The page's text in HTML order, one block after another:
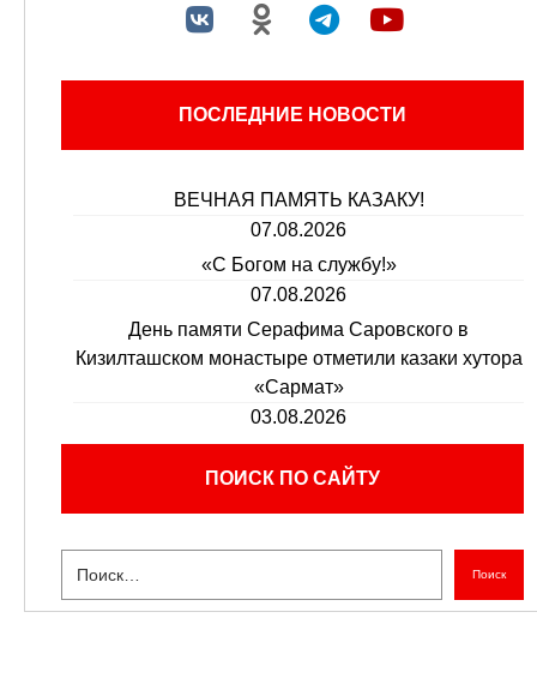
ПОСЛЕДНИЕ НОВОСТИ
ВЕЧНАЯ ПАМЯТЬ КАЗАКУ!
07.08.2026
«С Богом на службу!»
07.08.2026
День памяти Серафима Саровского в
Кизилташском монастыре отметили казаки хутора
«Сармат»
03.08.2026
ПОИСК ПО САЙТУ
Поиск